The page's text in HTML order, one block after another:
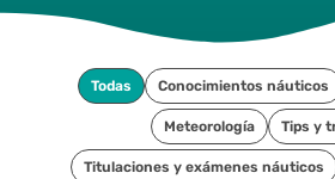
Todas Conocimientos náuticos
Meteorología Tips y
Titulaciones y exámenes náuticos